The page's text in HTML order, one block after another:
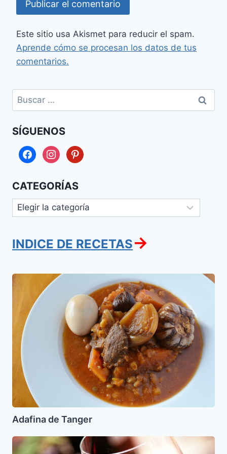
Este sitio usa Akismet para reducir el spam.
Aprende cómo se procesan los datos de tus
comentarios.
Buscar:
SÍGUENOS
facebookinstagrampinterest
CATEGORÍAS
Categorías
INDICE DE RECETAS→
Adafina
de
Tanger
Adafina de Tanger
Vino